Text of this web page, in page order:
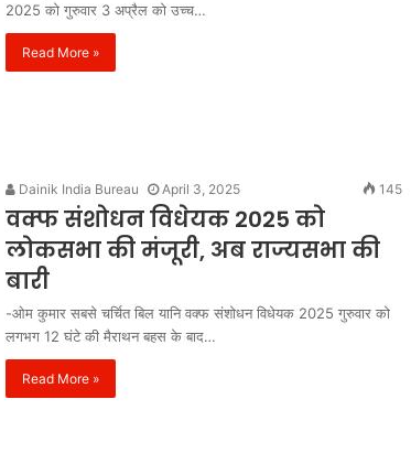
2025 को गुरुवार 3 अप्रैल को उच्च…
Read More »
Dainik India Bureau April 3, 2025 145
वक्फ संशोधन विधेयक 2025 को
लोकसभा की मंजूरी, अब राज्यसभा की
बारी
-ओम कुमार सबसे चर्चित बिल यानि वक्‍फ संशोधन विधेयक 2025 गुरुवार को
लगभग 12 घंटे की मैराथन बहस के बाद…
Read More »